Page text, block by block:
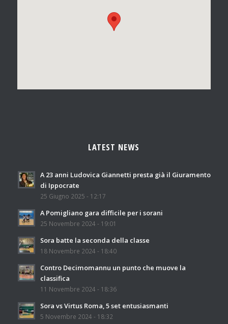
LATEST NEWS
A 23 anni Ludovica Giannetti presta già il Giuramento
di Ippocrate
25 Giugno 2025 - 12:17
A Pomigliano gara difficile per i sorani
25 Novembre 2024 - 19:01
Sora batte la seconda della classe
18 Novembre 2024 - 18:40
Contro Decimomannu un punto che muove la
classifica
11 Novembre 2024 - 18:36
Sora vs Virtus Roma, 5 set entusiasmanti
5 Novembre 2024 - 18:32